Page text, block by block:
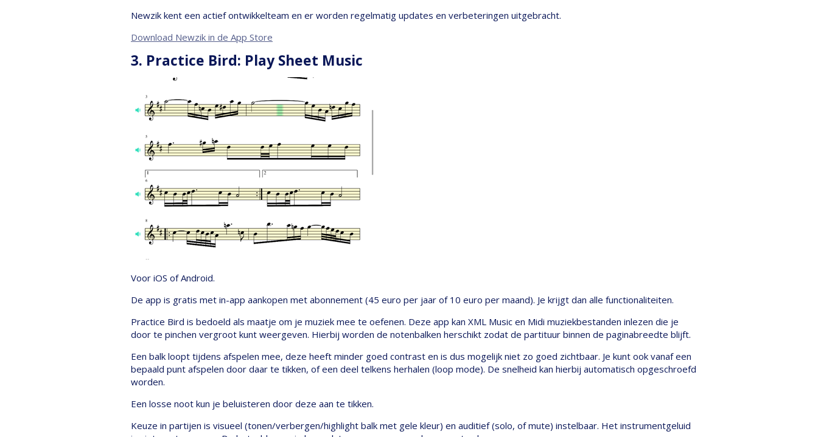
Newzik kent een actief ontwikkelteam en er worden regelmatig updates en verbeteringen uitgebracht.
Download Newzik in de App Store
3. Practice Bird: Play Sheet Music
Voor iOS of Android.
De app is gratis met in-app aankopen met abonnement (45 euro per jaar of 10 euro per maand). Je krijgt dan alle functionaliteiten.
Practice Bird is bedoeld als maatje om je muziek mee te oefenen. Deze app kan XML Music en Midi muziekbestanden inlezen die je
door te pinchen vergroot kunt weergeven. Hierbij worden de notenbalken herschikt zodat de partituur binnen de paginabreedte blijft.
Een balk loopt tijdens afspelen mee, deze heeft minder goed contrast en is dus mogelijk niet zo goed zichtbaar. Je kunt ook vanaf een
bepaald punt afspelen door daar te tikken, of een deel telkens herhalen (loop mode). De snelheid kan hierbij automatisch opgeschroefd
worden.
Een losse noot kun je beluisteren door deze aan te tikken.
Keuze in partijen is visueel (tonen/verbergen/highlight balk met gele kleur) en auditief (solo, of mute) instelbaar. Het instrumentgeluid